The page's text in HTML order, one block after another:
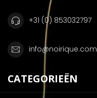
+31 (0) 853032797
info@noirique.com
CATEGORIEËN